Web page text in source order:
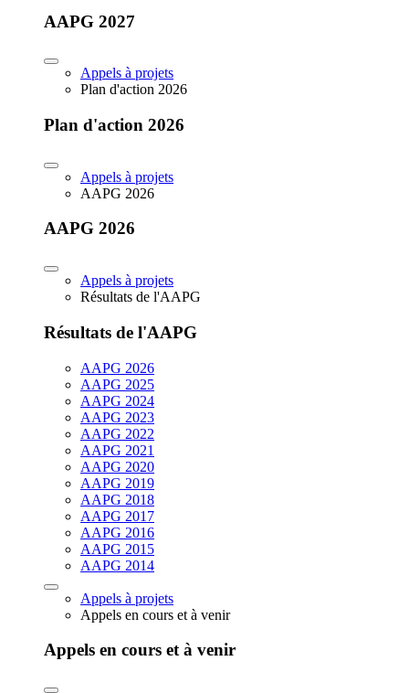
AAPG 2027
Appels à projets
Plan d'action 2026
Plan d'action 2026
Appels à projets
AAPG 2026
AAPG 2026
Appels à projets
Résultats de l'AAPG
Résultats de l'AAPG
AAPG 2026
AAPG 2025
AAPG 2024
AAPG 2023
AAPG 2022
AAPG 2021
AAPG 2020
AAPG 2019
AAPG 2018
AAPG 2017
AAPG 2016
AAPG 2015
AAPG 2014
Appels à projets
Appels en cours et à venir
Appels en cours et à venir